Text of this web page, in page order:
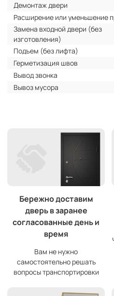
Демонтаж двери
Расширение или уменьшение
Замена входной двери (без
изготовления)
Подъем (без лифта)
Герметизация швов
Вывод звонка
Вывоз мусора
Бережно доставим
дверь в заранее
согласованные день и
время
Вам не нужно
самостоятельно решать
вопросы транспортировки